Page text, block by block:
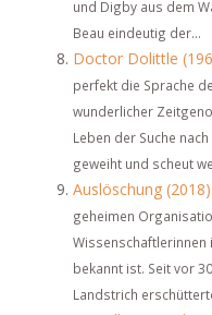
und Digby aus dem
Beau eindeutig der...
Doctor Dolittle
perfekt die Sprache
wunderlicher
Leben der Suche
geweiht und scheut
Auslöschung (2018)
geheimen
Wissenschaftlerinnen
bekannt ist. Seit vor
Landstrich